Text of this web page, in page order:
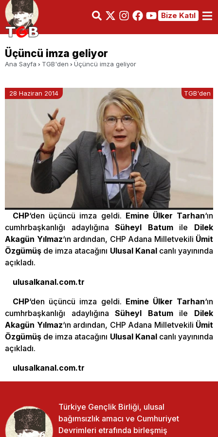
Bize Katıl
Üçüncü imza geliyor
Ana Sayfa TGB'den Üçüncü imza geliyor
28 Haziran 2014 TGB'den
CHP‘den üçüncü imza geldi. Emine Ülker Tarhan‘ın
cumhrbaşkanlığı adaylığınaSüheyl Batumile Dilek
Akagün Yılmaz‘ın ardından, CHP Adana Milletvekili Ümit
Özgümüş de imza atacağını Ulusal Kanal canlı yayınında
açıkladı.
ulusalkanal.com.tr
CHP‘den üçüncü imza geldi. Emine Ülker Tarhan‘ın
cumhrbaşkanlığı adaylığınaSüheyl Batumile Dilek
Akagün Yılmaz‘ın ardından, CHP Adana Milletvekili Ümit
Özgümüş de imza atacağını Ulusal Kanal canlı yayınında
açıkladı.
ulusalkanal.com.tr
Türkiye Gençlik Birliği, ulusal
bağımsızlık amacı ve Cumhuriyet
Devrimleri etrafında birleşmiş